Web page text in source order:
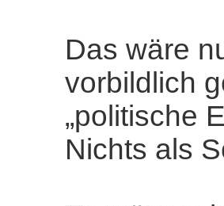
Das wäre
vorbildlich
„politische
Nichts als